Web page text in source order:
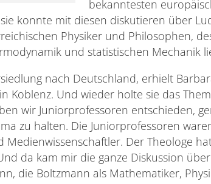
bekanntesten
konnte mit diesen diskutieren über
Physiker und Philosophen,
und statistischen Mechanik
nach Deutschland, erhielt
Koblenz. Und wieder holte sie das
wir Juniorprofessoren entschieden,
zu halten. Die Juniorprofessoren
Der Theologe
da kam mir die ganze Diskussion
die Boltzmann als Mathematiker,